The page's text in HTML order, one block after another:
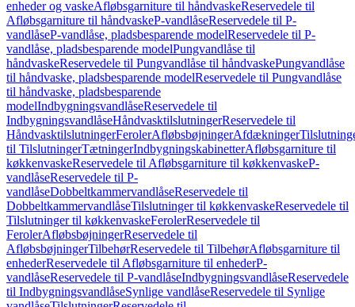
enheder og vaskeAfløbsgarniture til håndvaskeReservedele til
Afløbsgarniture til håndvaskeP-vandlåseReservedele til P-
vandlåseP-vandlåse, pladsbesparende modelReservedele til P-
vandlåse, pladsbesparende modelPungvandlåse til
håndvaskeReservedele til Pungvandlåse til håndvaskePungvandlåse
til håndvaske, pladsbesparende modelReservedele til Pungvandlåse
til håndvaske, pladsbesparende
modelIndbygningsvandlåseReservedele til
IndbygningsvandlåseHåndvasktilslutningerReservedele til
HåndvasktilslutningerFerolerAfløbsbøjningerAfdækninger
til TilslutningerTætningerIndbygningskabinetterAfløbsgarniture til
køkkenvaskeReservedele til Afløbsgarniture til køkkenvaskeP-
vandlåseReservedele til P-
vandlåseDobbeltkammervandlåseReservedele til
DobbeltkammervandlåseTilslutninger til køkkenvaskeReservedele til
Tilslutninger til køkkenvaskeFerolerReservedele til
FerolerAfløbsbøjningerReservedele til
AfløbsbøjningerTilbehørReservedele til TilbehørAfløbsgarniture til
enhederReservedele til Afløbsgarniture til enhederP-
vandlåseReservedele til P-vandlåseIndbygningsvandlåseReservedele
til IndbygningsvandlåseSynlige vandlåseReservedele til Synlige